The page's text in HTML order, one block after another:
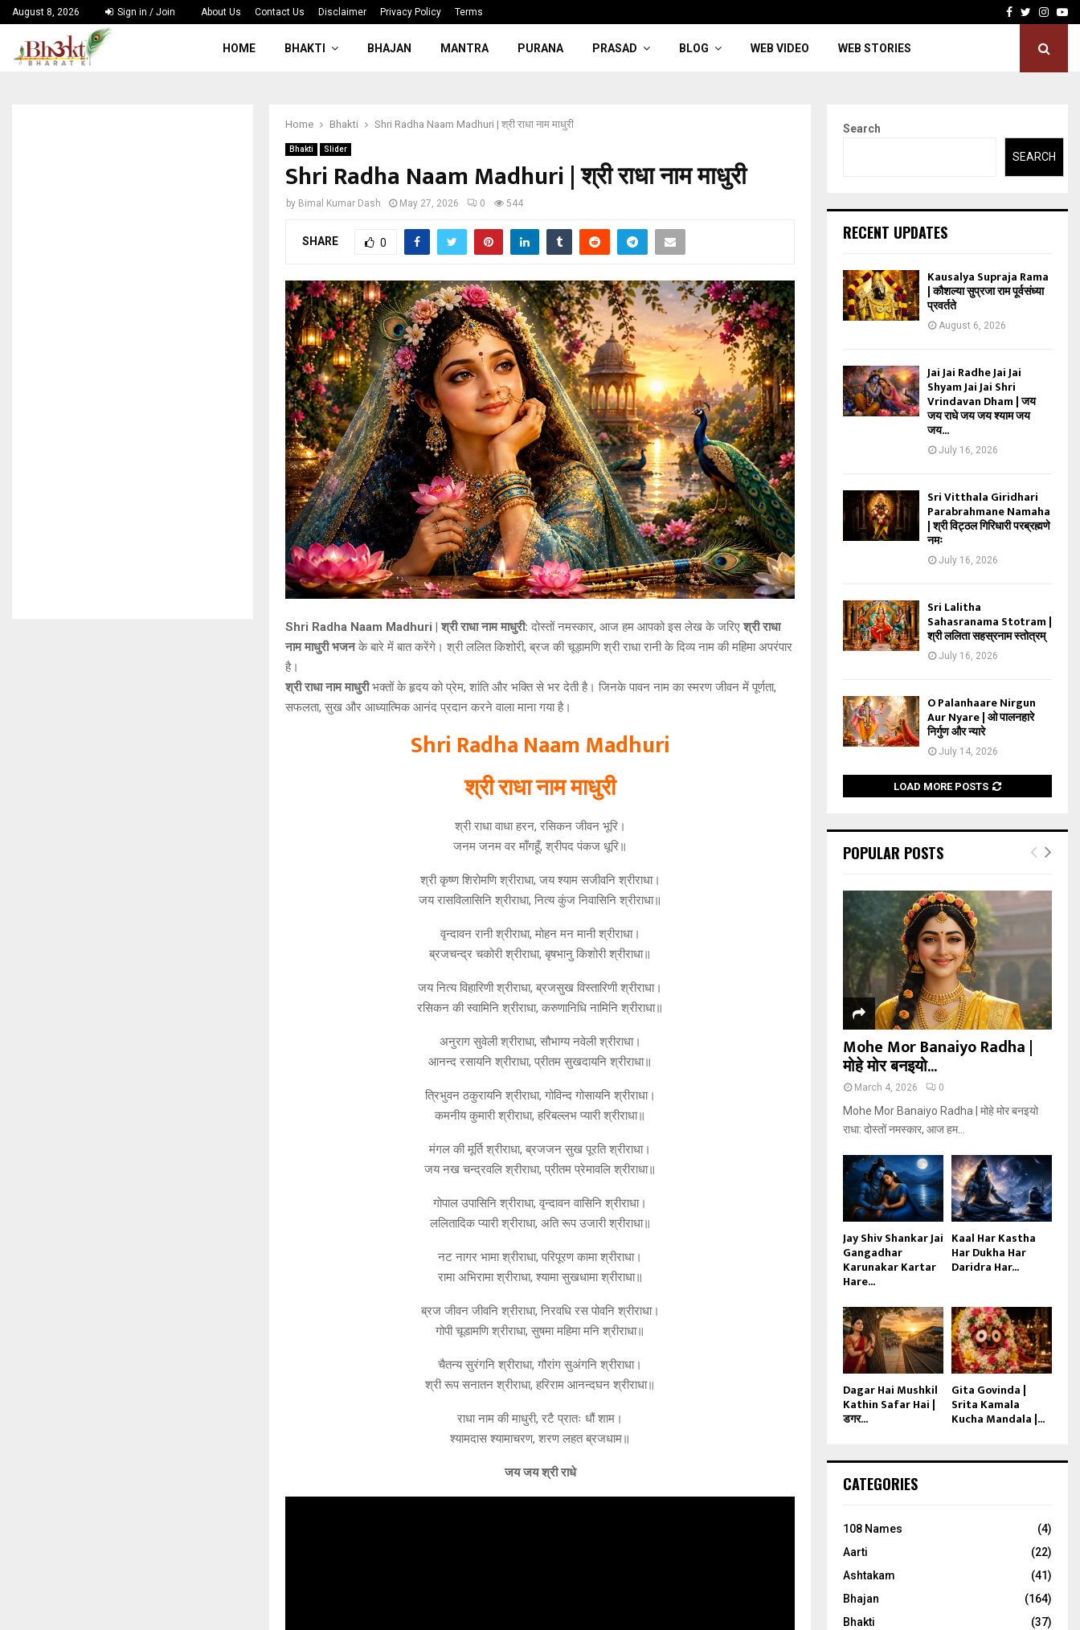
August 8, 2026 Sign in / Join About Us Contact Us Disclaimer Privacy Policy Terms Facebook
Twitter
HOME BHAKTI BHAJAN MANTRA PURANA PRASAD BLOG WEB VIDEO WEB STORIES
Home Bhakti Shri Radha Naam Madhuri | श्री राधा नाम माधुरी
Bhakti Slider
Shri Radha Naam Madhuri | श्री राधा नाम माधुरी
by Bimal Kumar Dash May 27, 2026 0 544
SHARE 0
Shri Radha Naam Madhuri | श्री राधा नाम माधुरी: दोस्तों नमस्कार, आज हम आपको इस लेख के जरिए श्री राधा
नाम माधुरी भजनके बारे में बात करेंगे। श्री ललित किशोरी, ब्रज की चूड़ामणि श्री राधा रानी के दिव्य नाम की महिमा अपरंपार
है।
श्री राधा नाम माधुरीभक्तों के हृदय को प्रेम, शांति और भक्ति से भर देती है। जिनके पावन नाम का स्मरण जीवन में पूर्णता,
सफलता, सुख और आध्यात्मिक आनंद प्रदान करने वाला माना गया है।
Shri Radha Naam Madhuri
श्री राधा नाम माधुरी
श्री राधा वाधा हरन, रसिकन जीवन भूरि।
जनम जनम वर माँगहूँ, श्रीपद पंकज धूरि॥
श्री कृष्ण शिरोमणि श्रीराधा, जय श्याम सजीवनि श्रीराधा।
जय रासविलासिनि श्रीराधा, नित्य कुंज निवासिनि श्रीराधा॥
वृन्दावन रानी श्रीराधा, मोहन मन मानी श्रीराधा।
ब्रजचन्द्र चकोरी श्रीराधा, बृषभानु किशोरी श्रीराधा॥
जय नित्य विहारिणी श्रीराधा, ब्रजसुख विस्तारिणी श्रीराधा।
रसिकन की स्वामिनि श्रीराधा, करुणानिधि नामिनि श्रीराधा॥
अनुराग सुवेली श्रीराधा, सौभाग्य नवेली श्रीराधा।
आनन्द रसायनि श्रीराधा, प्रीतम सुखदायनि श्रीराधा॥
त्रिभुवन ठकुरायनि श्रीराधा, गोविन्द गोसायनि श्रीराधा।
कमनीय कुमारी श्रीराधा, हरिबल्लभ प्यारी श्रीराधा॥
मंगल की मूर्ति श्रीराधा, ब्रजजन सुख पूरति श्रीराधा।
जय नख चन्द्रवलि श्रीराधा, प्रीतम प्रेमावलि श्रीराधा॥
गोपाल उपासिनि श्रीराधा, वृन्दावन वासिनि श्रीराधा।
ललितादिक प्यारी श्रीराधा, अति रूप उजारी श्रीराधा॥
नट नागर भामा श्रीराधा, परिपूरण कामा श्रीराधा।
रामा अभिरामा श्रीराधा, श्यामा सुखधामा श्रीराधा॥
ब्रज जीवन जीवनि श्रीराधा, निरवधि रस पोवनि श्रीराधा।
गोपी चूडामणि श्रीराधा, सुषमा महिमा मनि श्रीराधा॥
चैतन्य सुरंगनि श्रीराधा, गौरांग सुअंगनि श्रीराधा।
श्री रूप सनातन श्रीराधा, हरिराम आनन्दघन श्रीराधा॥
राधा नाम की माधुरी, रटै प्रातः धौं शाम।
श्यामदास श्यामाचरण, शरण लहत ब्रजधाम॥
जय जय श्री राधे
Search
SEARCH
RECENT UPDATES
Kausalya Supraja Rama
| कौशल्या सुप्रजा राम पूर्वसंध्या
प्रवर्तते
August 6, 2026
Jai Jai Radhe Jai Jai
Shyam Jai Jai Shri
Vrindavan Dham | जय
जय राधे जय जय श्याम जय
जय...
July 16, 2026
Sri Vitthala Giridhari
Parabrahmane Namaha
| श्री विट्ठल गिरिधारी परब्रह्मणे
नमः
July 16, 2026
Sri Lalitha
Sahasranama Stotram |
श्री ललिता सहस्रनाम स्तोत्रम्
July 16, 2026
O Palanhaare Nirgun
Aur Nyare | ओ पालनहारे
निर्गुण और न्यारे
July 14, 2026
LOAD MORE POSTS
POPULAR POSTS
Mohe Mor Banaiyo Radha |
मोहे मोर बनइयो...
March 4, 2026 0
Mohe Mor Banaiyo Radha | मोहे मोर बनइयो
राधा: दोस्तों नमस्कार, आज हम...
Jay Shiv Shankar Jai
Gangadhar
Karunakar Kartar
Hare...
Kaal Har Kastha
Har Dukha Har
Daridra Har...
Dagar Hai Mushkil
Kathin Safar Hai |
डगर...
Gita Govinda |
Srita Kamala
Kucha Mandala |...
CATEGORIES
108 Names
(4)
Aarti
(22)
Ashtakam
(41)
Bhajan
(164)
Bhakti
(37)